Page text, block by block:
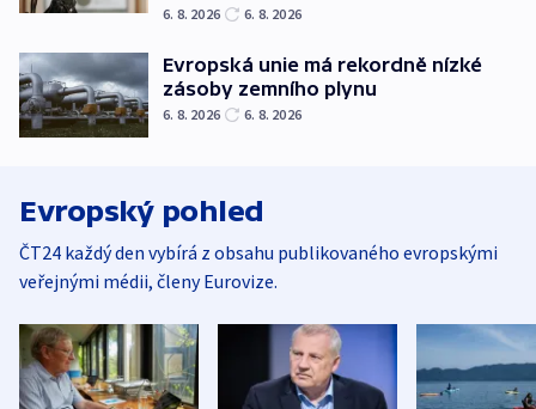
6. 8. 2026 6. 8. 2026
Evropská unie má rekordně nízké
zásoby zemního plynu
6. 8. 2026 6. 8. 2026
Evropský pohled
ČT24 každý den vybírá z obsahu publikovaného evropskými
veřejnými médii, členy Eurovize.